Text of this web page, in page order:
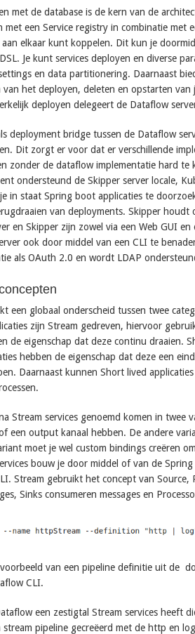
met de database is de kern van de
met een Service registry in combinatie met
aan elkaar kunt koppelen. Dit kun je
Je kunt services deployen en diverse
en data partitionering. Daarnaast
het deployen, deleten en opstarten van
deployen delegeert de Dataflow
deployment bridge tussen de Dataflow
Dit zorgt er voor dat er verschillende
zonder de dataflow implementatie hard te
ondersteund de Skipper server locale,
in staat Spring boot applicaties te
van deployments. Skipper houdt
en Skipper zijn zowel via een Web GUI
ook door middel van een CLI te
als OAuth 2.0 en wordt LDAP
een globaal onderscheid tussen twee
zijn Stream gedreven, hiervoor
de eigenschap dat deze continu draaien.
hebben de eigenschap dat deze een
Daarnaast kunnen Short lived
Stream services genoemd komen in twee
een output kanaal hebben. De andere
moet je wel custom bindings creëren
bouw je door middel of van de
Stream gebruikt het concept van Source,
Sinks consumeren messages en
van een pipeline definitie uit de
CLI.
een zestigtal Stream services heeft
pipeline gecreëerd met de http en